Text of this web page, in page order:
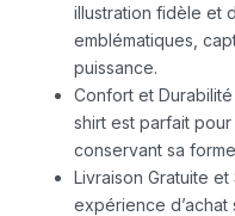
illustration fidèle et
emblématiques,
puissance.
Confort et
shirt est parfait pour
conservant sa
Livraison Gratuite
expérience